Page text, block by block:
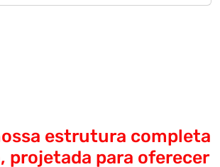
estrutura completa
projetada para oferecer